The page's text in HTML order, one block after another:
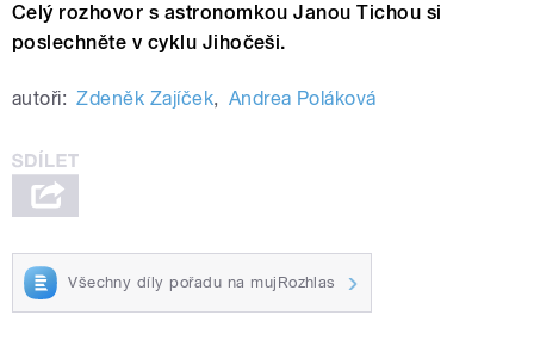
Celý rozhovor s astronomkou Janou Tichou si
poslechněte v cyklu Jihočeši.
autoři: Zdeněk Zajíček, Andrea Poláková
Všechny díly pořadu na mujRozhlas